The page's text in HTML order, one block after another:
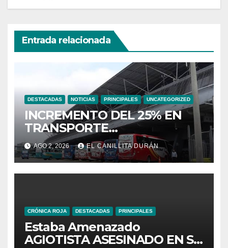
Entrada relacionada
DESTACADAS NOTICIAS PRINCIPALES UNCATEGORIZED
INCREMENTO DEL 25% EN
TRANSPORTE
INTERPROVINCIAL NO
INCLUYE A TRANPORTISTAS
URBANOS
AGO 2, 2026 EL CANILLITA DURÁN
CRÓNICA ROJA DESTACADAS PRINCIPALES
Estaba Amenazado
AGIOTISTA ASESINADO EN SU